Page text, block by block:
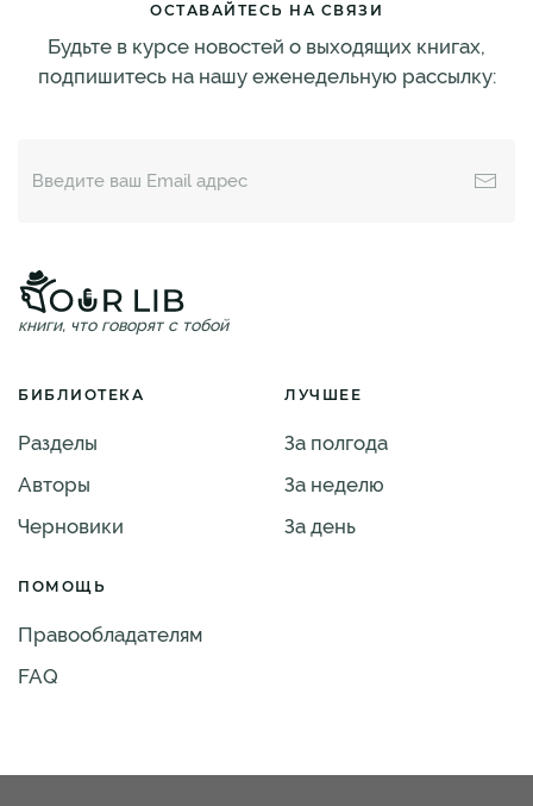
ОСТАВАЙТЕСЬ НА СВЯЗИ
Будьте в курсе новостей о выходящих книгах,
подпишитесь на нашу еженедельную рассылку:
книги, что говорят с тобой
БИБЛИОТЕКА
Разделы
Авторы
Черновики
ЛУЧШЕЕ
За полгода
За неделю
За день
ПОМОЩЬ
Правообладателям
FAQ